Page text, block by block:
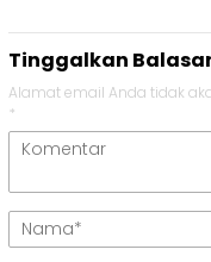
Tinggalkan
Alamat email Anda tidak
*